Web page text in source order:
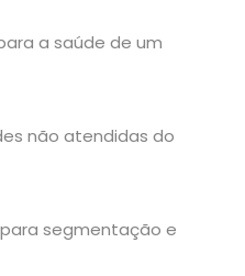
a saúde de um
não atendidas do
segmentação e